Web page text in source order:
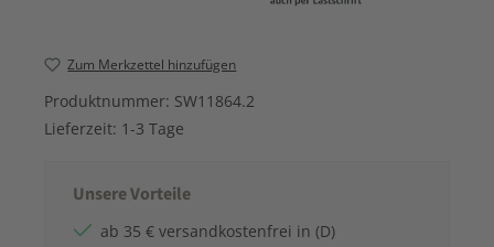
Zum Merkzettel hinzufügen
Produktnummer: SW11864.2
Lieferzeit: 1-3 Tage
Unsere Vorteile
ab 35 € versandkostenfrei in (D)